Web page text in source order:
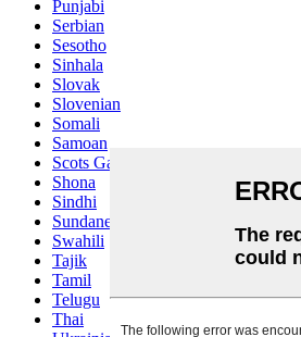
Punjabi
Serbian
Sesotho
Sinhala
Slovak
Slovenian
Somali
Samoan
Scots Gaelic
Shona
Sindhi
Sundanese
Swahili
Tajik
Tamil
Telugu
Thai